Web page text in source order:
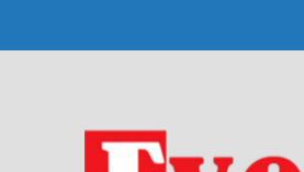
Eveniment